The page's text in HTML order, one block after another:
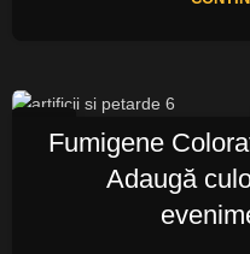
10
OCT.Fumigene
Adaugă